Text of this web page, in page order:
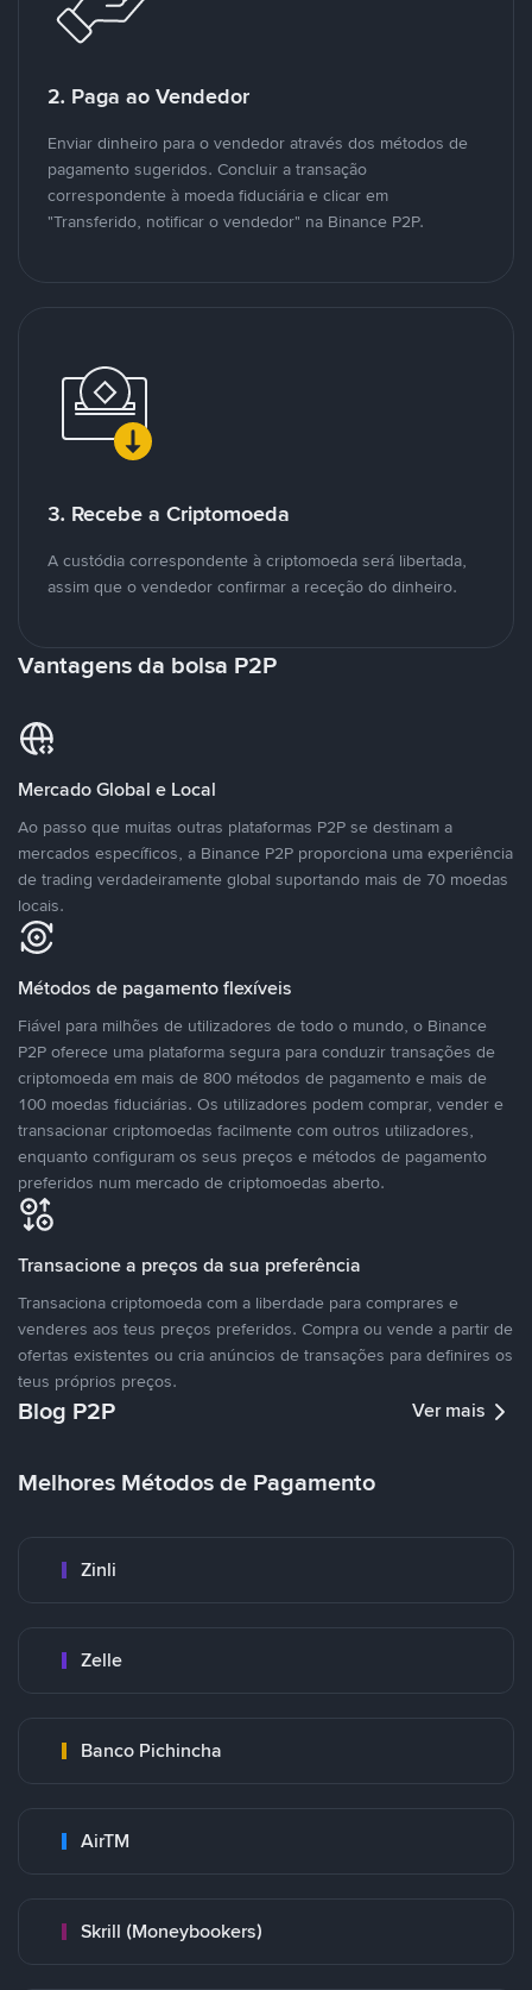
2. Paga ao Vendedor
Enviar dinheiro para o vendedor através dos métodos de
pagamento sugeridos. Concluir a transação
correspondente à moeda fiduciária e clicar em
"Transferido, notificar o vendedor" na Binance P2P.
3. Recebe a Criptomoeda
A custódia correspondente à criptomoeda será libertada,
assim que o vendedor confirmar a receção do dinheiro.
Vantagens da bolsa P2P
Mercado Global e Local
Ao passo que muitas outras plataformas P2P se destinam a
mercados específicos, a Binance P2P proporciona uma experiência
de trading verdadeiramente global suportando mais de 70 moedas
locais.
Métodos de pagamento flexíveis
Fiável para milhões de utilizadores de todo o mundo, o Binance
P2P oferece uma plataforma segura para conduzir transações de
criptomoeda em mais de 800 métodos de pagamento e mais de
100 moedas fiduciárias. Os utilizadores podem comprar, vender e
transacionar criptomoedas facilmente com outros utilizadores,
enquanto configuram os seus preços e métodos de pagamento
preferidos num mercado de criptomoedas aberto.
Transacione a preços da sua preferência
Transaciona criptomoeda com a liberdade para comprares e
venderes aos teus preços preferidos. Compra ou vende a partir de
ofertas existentes ou cria anúncios de transações para definires os
teus próprios preços.
Blog P2P Ver mais
Melhores Métodos de Pagamento
Zinli
Zelle
Banco Pichincha
AirTM
Skrill (Moneybookers)